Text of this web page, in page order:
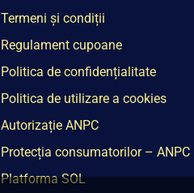
Termeni și condiții
Regulament cupoane
Politica de confidențialitate
Politica de utilizare a cookies
Autorizație ANPC
Protecția consumatorilor – ANPC
Platforma SOL